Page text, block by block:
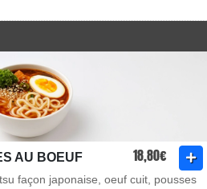
AU BOEUF 18,80€
façon japonaise, oeuf cuit, pousses